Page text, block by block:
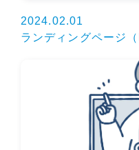
2024.02.01
ランディングページ